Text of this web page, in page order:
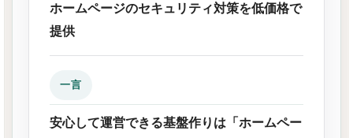
ホームページのセキュリティ対策を低価格で
提供
一言
安心して運営できる基盤作りは「ホームペー